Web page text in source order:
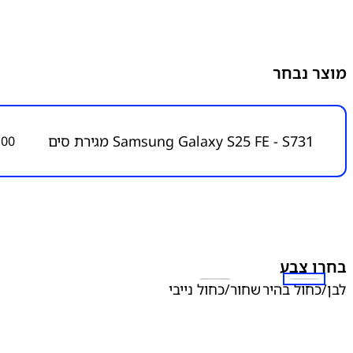
מוצר נבחר
Samsung Galaxy S25 FE - S731 מגירת סים
בחרו צבע
לבן/כחול בהירשחור/כחול נייבי